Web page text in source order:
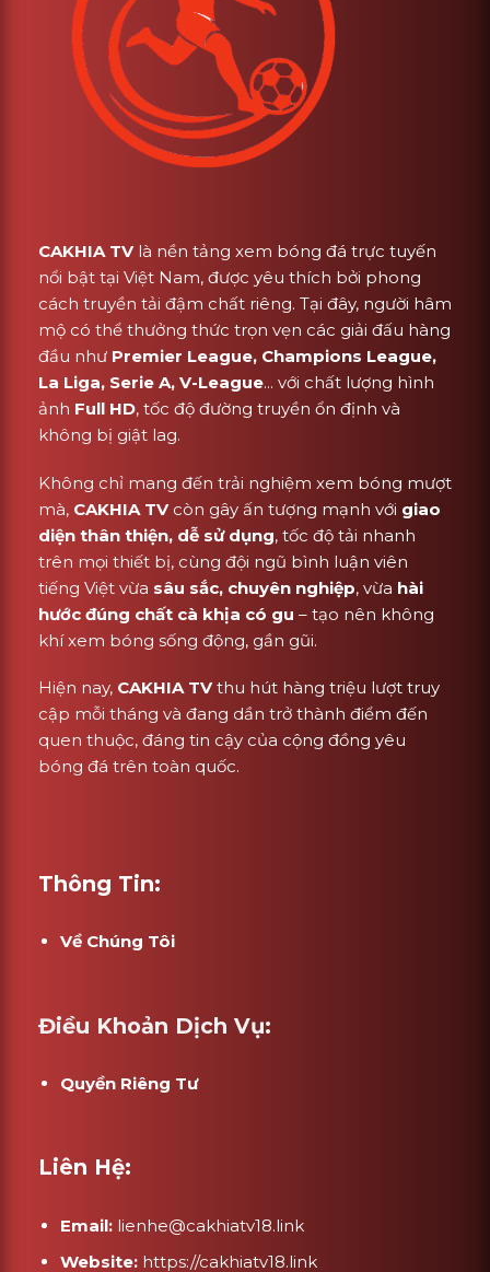
CAKHIA TVlà nền tảng xem bóng đá trực tuyến
nổi bật tại Việt Nam, được yêu thích bởi phong
cách truyền tải đậm chất riêng. Tại đây, người hâm
mộ có thể thưởng thức trọn vẹn các giải đấu hàng
đầu như Premier League, Champions League,
La Liga, Serie A, V-League... với chất lượng hình
ảnh Full HD, tốc độ đường truyền ổn định và
không bị giật lag.
Không chỉ mang đến trải nghiệm xem bóng mượt
mà, CAKHIA TVcòn gây ấn tượng mạnh với giao
diện thân thiện, dễ sử dụng, tốc độ tải nhanh
trên mọi thiết bị, cùng đội ngũ bình luận viên
tiếng Việt vừa sâu sắc, chuyên nghiệp, vừa hài
hước đúng chất cà khịa có gu – tạo nên không
khí xem bóng sống động, gần gũi.
Hiện nay, CAKHIA TVthu hút hàng triệu lượt truy
cập mỗi tháng và đang dần trở thành điểm đến
quen thuộc, đáng tin cậy của cộng đồng yêu
bóng đá trên toàn quốc.
Thông Tin:
Về Chúng Tôi
Điều Khoản Dịch Vụ:
Quyền Riêng Tư
Liên Hệ:
Email: lienhe@cakhiatv18.link
Website: https://cakhiatv18.link